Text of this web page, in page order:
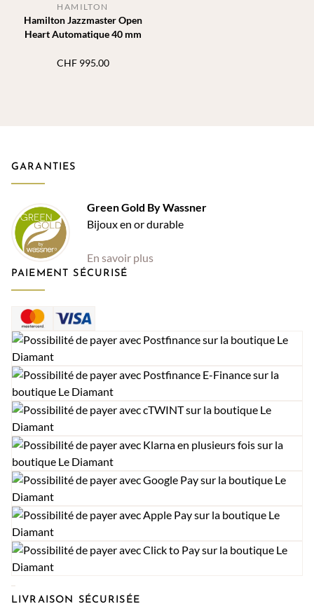
Hamilton Jazzmaster Open
Heart Automatique 40 mm
HAMILTON
CHF995.00
GARANTIES
Green Gold By Wassner
Bijoux en or durable
En savoir plus
PAIEMENT SÉCURISÉ
LIVRAISON SÉCURISÉE